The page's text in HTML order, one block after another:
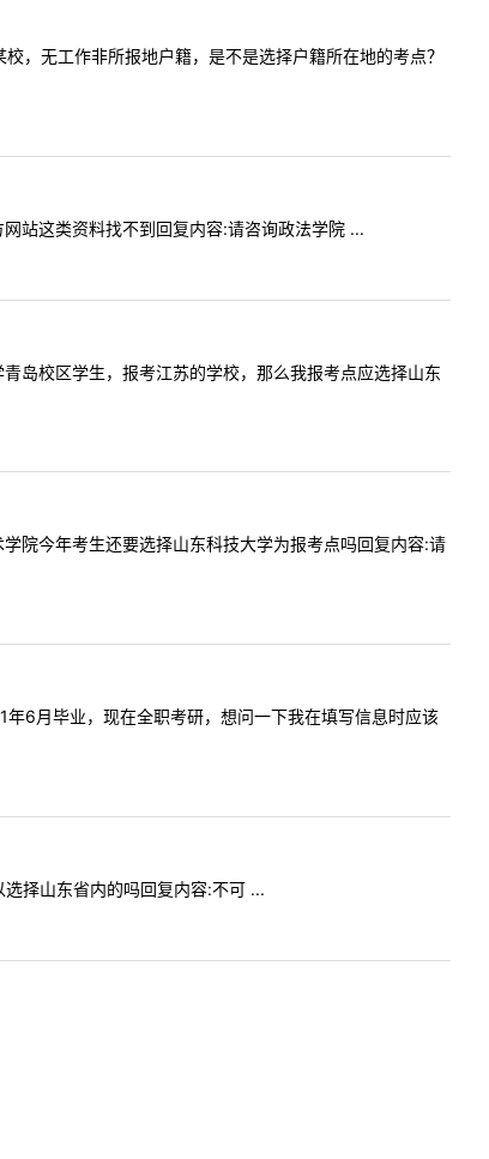
无工作非所报地户籍，是不是选择户籍所在地的考点？
站这类资料找不到回复内容:请咨询政法学院 ...
岛校区学生，报考江苏的学校，那么我报考点应选择山东
院今年考生还要选择山东科技大学为报考点吗回复内容:请
6月毕业，现在全职考研，想问一下我在填写信息时应该
择山东省内的吗回复内容:不可 ...